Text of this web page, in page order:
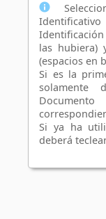
las hubiera)
(espacios en
Si es la
solamente
Si ya ha
deberá